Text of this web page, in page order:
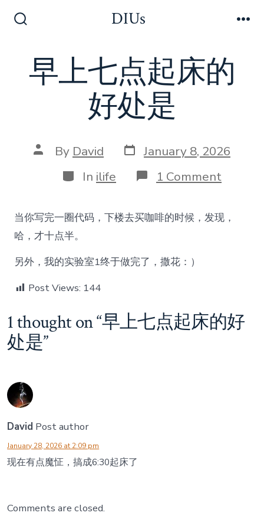
DIUs
早上七点起床的
好处是
Post
author
By David Post
date
January 8, 2026
Categories
In ilife 1 Commenton
早
七
点
当你写完一圈代码，下楼去买咖啡的时候，发现，
哈，才十点半。
另外，我的实验室1终于做完了，撒花：）
Post Views: 144
1 thought on “早上七点起床的好
处是”
David Post author
January 28, 2026 at 2:09 pm
现在有点魔怔，搞成6:30起床了
Comments are closed.